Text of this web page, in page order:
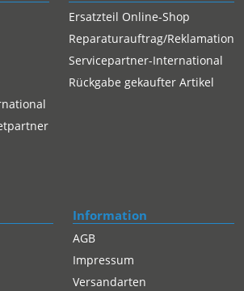
Ersatzteil Online-Shop
Reparaturauftrag/Reklamation
Servicepartner-International
Rückgabe gekaufter Artikel
Information
AGB
Impressum
Versandarten